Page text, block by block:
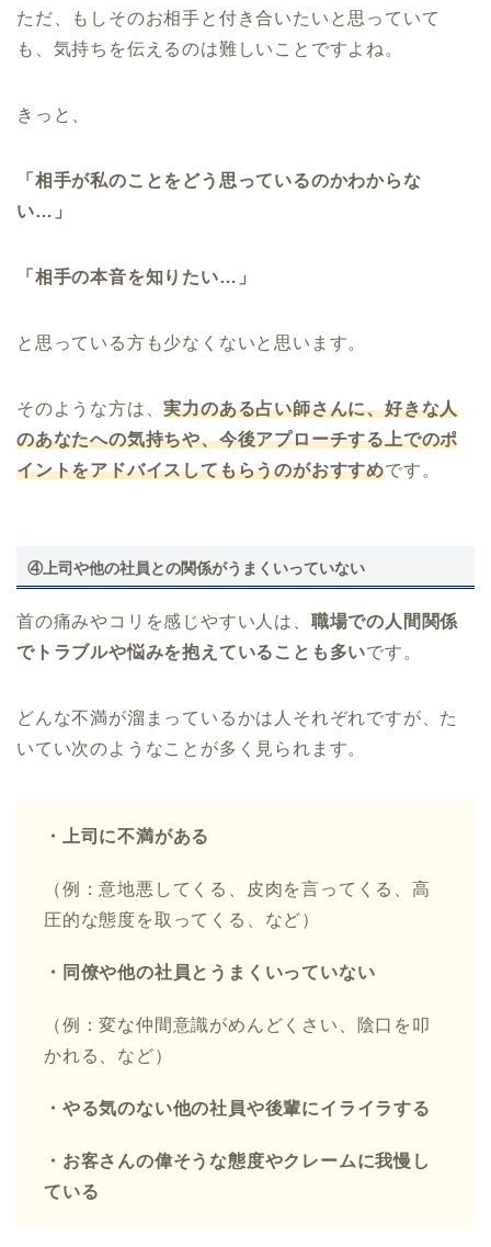
ただ、もしそのお相手と付き合いたいと思っていて
も、気持ちを伝えるのは難しいことですよね。
きっと、
「相手が私のことをどう思っているのかわからな
い…」
「相手の本音を知りたい…」
と思っている方も少なくないと思います。
そのような方は、実力のある占い師さんに、好きな人
のあなたへの気持ちや、今後アプローチする上でのポ
イントをアドバイスしてもらうのがおすすめです。
④上司や他の社員との関係がうまくいっていない
首の痛みやコリを感じやすい人は、 職場での人間関係
でトラブルや悩みを抱えていることも多いです。
どんな不満が溜まっているかは人それぞれですが、た
いてい次のようなことが多く見られます。
・上司に不満がある
（例：意地悪してくる、皮肉を言ってくる、高
圧的な態度を取ってくる、など）
・同僚や他の社員とうまくいっていない
（例：変な仲間意識がめんどくさい、陰口を叩
かれる、など）
・やる気のない他の社員や後輩にイライラする
・お客さんの偉そうな態度やクレームに我慢し
ている